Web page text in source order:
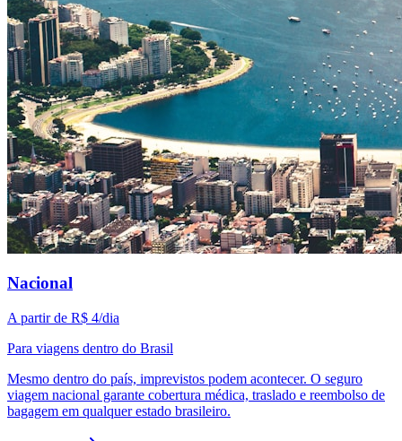
Nacional
A partir de R$ 4/dia
Para viagens dentro do Brasil
Mesmo dentro do país, imprevistos podem acontecer. O seguro
viagem nacional garante cobertura médica, traslado e reembolso de
bagagem em qualquer estado brasileiro.